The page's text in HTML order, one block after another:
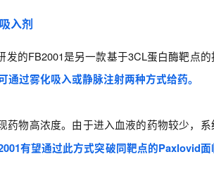
入剂
的FB2001是另一款基于3CL蛋白酶靶点的
通过雾化吸入或静脉注射两种方式给药。
物高浓度。由于进入血液的药物较少，系
有望通过此方式突破同靶点的Paxlovid面